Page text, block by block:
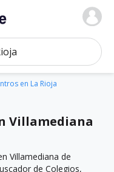
de colegios
en La Rioja
Villamediana
Villamediana de
de Colegios,